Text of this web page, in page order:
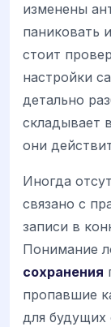
изменены
паниковать
стоит
настройки
детально
складывает
они
Иногда
связано с
записи в
Понимание
сохранения
пропавшие
для будущих